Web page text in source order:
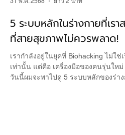
5 ระบบหลักในร่างกายที่เร
ที่สายสุขภาพไม่ควรพลาด!
เรากำลังอยู่ในยุคที่ Biohacking ไม่ใ
เท่านั้น แต่คือ เครื่องมือของคนรุ่นให
วันนี้ผมจะพาไปดู 5 ระบบหลักของร่า